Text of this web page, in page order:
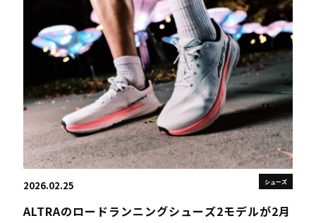
シューズ
2026.02.25
ALTRAのロードランニングシューズ2モデルが2⽉